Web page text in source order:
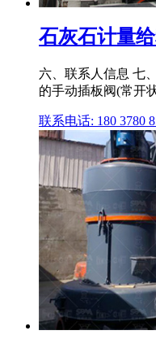
石灰石计量
六、联系人信息 七
的手动插板阀(常开
联系电话: 180 3780